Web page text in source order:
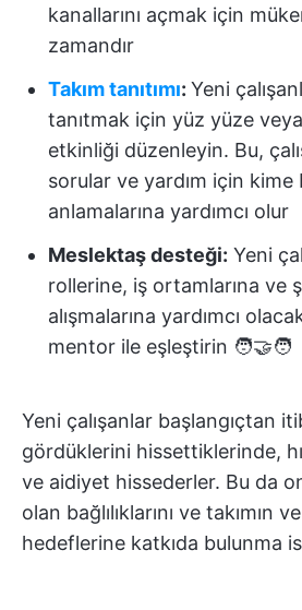
kanallarını açmak için
zamandır
Takım tanıtımı: Yeni
tanıtmak için yüz yüze
etkinliği düzenleyin. Bu,
sorular ve yardım için kime
anlamalarına yardımcı olur
Meslektaş desteği: Yeni
rollerine, iş ortamlarına ve
alışmalarına yardımcı
mentor ile eşleştirin 🧑‍🤝‍🧑
Yeni çalışanlar başlangıçtan
gördüklerini hissettiklerinde,
ve aidiyet hissederler. Bu da
olan bağlılıklarını ve takımın
hedeflerine katkıda bulunma